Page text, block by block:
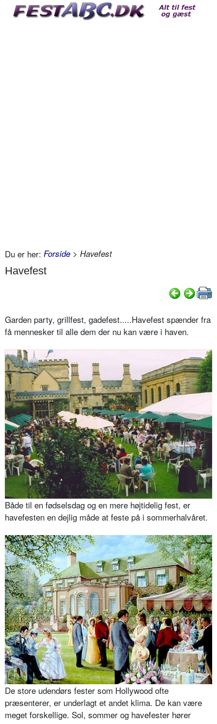
Du er her: Forside > Havefest
Havefest
Garden party, grillfest, gadefest.....Havefest spænder fra
få mennesker til alle dem der nu kan være i haven.
Både til en fødselsdag og en mere højtidelig fest, er
havefesten en dejlig måde at feste på i sommerhalvåret.
De store udendørs fester som Hollywood ofte
præsenterer, er underlagt et andet klima. De kan være
meget forskellige. Sol, sommer og havefester hører